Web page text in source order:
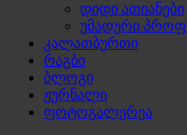
დიდი ათიანები
უმადური
კალათბურთი
რაგბი
ბლოგი
ჟურნალი
ფოტოგალერეა